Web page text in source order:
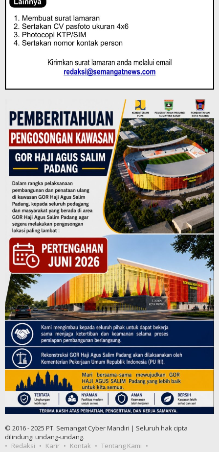
© 2016 - 2025 PT. Semangat Cyber Mandiri | Seluruh hak cipta
dilindungi undang-undang.
Redaksi
Karir Kontak
Tentang Kami